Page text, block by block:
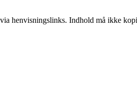
henvisningslinks. Indhold må ikke